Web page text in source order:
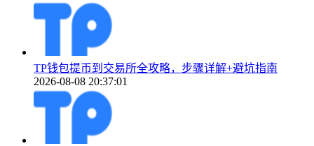
TP钱包提币到交易所全攻略，步骤详解+避坑指南
2026-08-08 20:37:01